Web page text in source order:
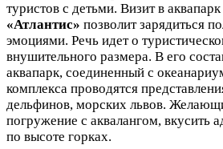
туристов с детьми. Визит в
«Атлантис» позволит зарядиться
эмоциями. Речь идет о
внушительного размера. В его
аквапарк, соединенный с
комплекса проводятся
дельфинов, морских львов.
погружение с аквалангом, вкусить
по высоте горках.